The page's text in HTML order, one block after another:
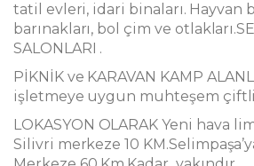
tatil evleri, idari binaları. Hayvan
barınakları, bol çim ve
SALONLARI .
PİKNİK ve KARAVAN KAMP
işletmeye uygun muhteşem
LOKASYON OLARAK Yeni hava
Silivri merkeze 10